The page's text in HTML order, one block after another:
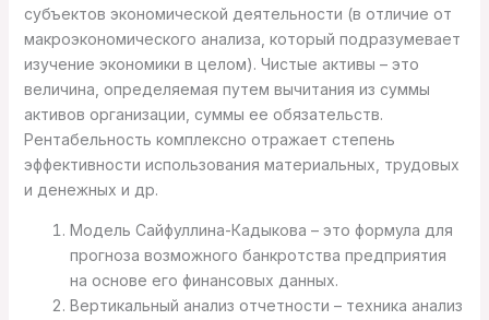
субъектов экономической деятельности (в отличие от
макроэкономического анализа, который подразумевает
изучение экономики в целом). Чистые активы – это
величина, определяемая путем вычитания из суммы
активов организации, суммы ее обязательств.
Рентабельность комплексно отражает степень
эффективности использования материальных, трудовых
и денежных и др.
Модель Сайфуллина-Кадыкова – это формула для
прогноза возможного банкротства предприятия
на основе его финансовых данных.
Вертикальный анализ отчетности – техника анализ